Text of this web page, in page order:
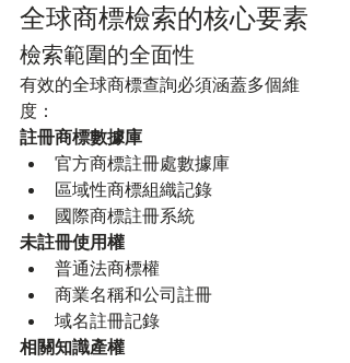
全球商標檢索的核心要素
檢索範圍的全面性
有效的全球商標查詢必須涵蓋多個維
度：
註冊商標數據庫
官方商標註冊處數據庫
區域性商標組織記錄
國際商標註冊系統
未註冊使用權
普通法商標權
商業名稱和公司註冊
域名註冊記錄
相關知識產權